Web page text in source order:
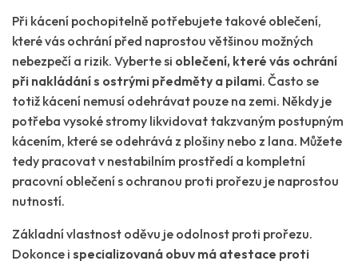
Při kácení pochopitelně potřebujete takové oblečení,
které vás ochrání před naprostou většinou možných
nebezpečí a rizik. Vyberte si oblečení, které vás ochrání
při nakládání s ostrými předměty a pilami. Často se
totiž kácení nemusí odehrávat pouze na zemi. Někdy je
potřeba vysoké stromy likvidovat takzvaným postupným
kácením, které se odehrává z plošiny nebo z lana. Můžete
tedy pracovat v nestabilním prostředí a kompletní
pracovní oblečení s ochranou proti prořezu je naprostou
nutností.
Základní vlastnost oděvu je odolnost proti prořezu.
Dokonce i specializovaná obuv má atestace proti